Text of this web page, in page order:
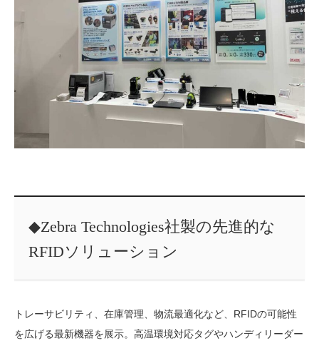
◆Zebra Technologies社製の先進的な
RFIDソリューション
トレーサビリティ、在庫管理、物流最適化など、RFIDの可能性
を広げる最新機器を展示。高温環境対応タグやハンディリーダー